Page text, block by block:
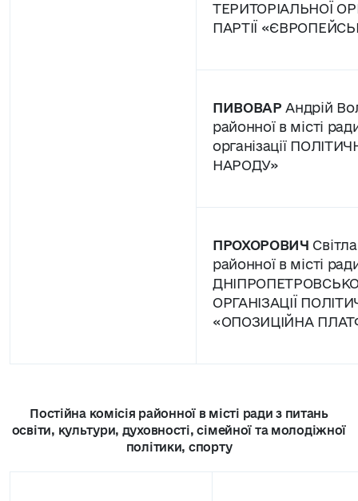
ТЕРИТОРІАЛЬНОЇ
ПАРТІЇ
ПИВОВАР Андрій
районної в місті
організації
НАРОДУ»
ПРОХОРОВИЧ
районної в місті
ОРГАНІЗАЦІЇ
«ОПОЗИЦІЙНА
Постійна комісія районної в місті ради з питань
освіти, культури, духовності, сімейної та молодіжної
політики, спорту